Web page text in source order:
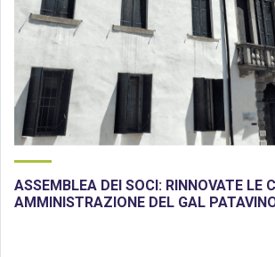
ASSEMBLEA DEI SOCI: RINNOVATE LE
AMMINISTRAZIONE DEL GAL